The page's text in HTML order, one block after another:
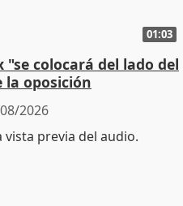
01:03
colocará del lado del
oposición
2026